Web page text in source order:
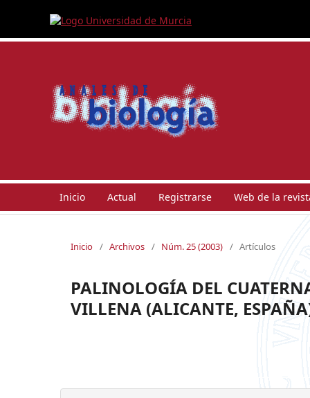
Inicio Actual Registrarse Web de la
Inicio / Archivos / Núm. 25 (2003) / Artículos
PALINOLOGÍA DEL
VILLENA (ALICANTE,